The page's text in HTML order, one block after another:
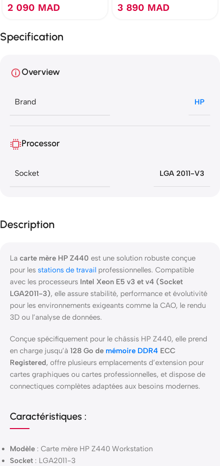
2 090 MAD 3 890 MAD
Specification
Overview
Brand HP
Processor
Socket LGA 2011-V3
Description
La carte mère HP Z440 est une solution robuste conçue
pour les stations de travail professionnelles. Compatible
avec les processeurs Intel Xeon E5 v3 et v4 (Socket
LGA2011-3), elle assure stabilité, performance et évolutivité
pour les environnements exigeants comme la CAO, le rendu
3D ou l’analyse de données.
Conçue spécifiquement pour le châssis HP Z440, elle prend
en charge jusqu’à 128 Go de mémoire DDR4 ECC
Registered, offre plusieurs emplacements d’extension pour
cartes graphiques ou cartes professionnelles, et dispose de
connectiques complètes adaptées aux besoins modernes.
Caractéristiques :
Modèle : Carte mère HP Z440 Workstation
Socket : LGA2011-3